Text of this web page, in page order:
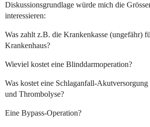
Diskussionsgrundlage würde mich die
interessieren:
Was zahlt z.B. die Krankenkasse (ungefähr)
Krankenhaus?
Wieviel kostet eine Blinddarmoperation?
Was kostet eine Schlaganfall-
und Thrombolyse?
Eine Bypass-Operation?